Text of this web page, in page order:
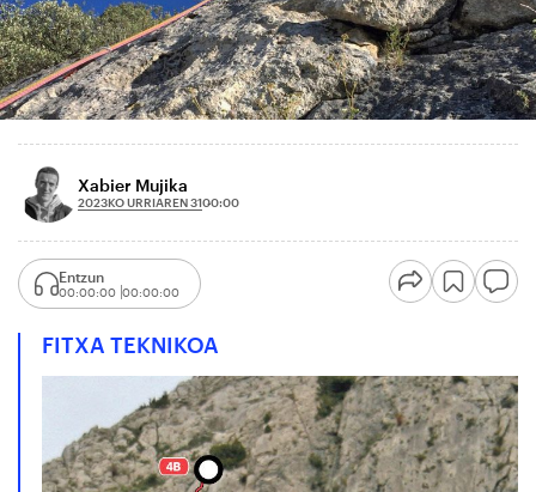
FITXA TEKNIKOA
Xabier Mujika
2023KO URRIAREN 3100:00
Entzun
00:00:00 00:00:00